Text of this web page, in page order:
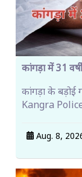
कांगड़ा में 31
कांगड़ा के बड़ोई
Kangra
Aug. 8,